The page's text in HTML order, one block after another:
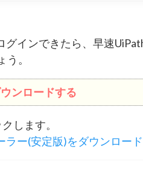
グインできたら、早速
。
ンロードする
します。
ラー(安定版)をダウンロード